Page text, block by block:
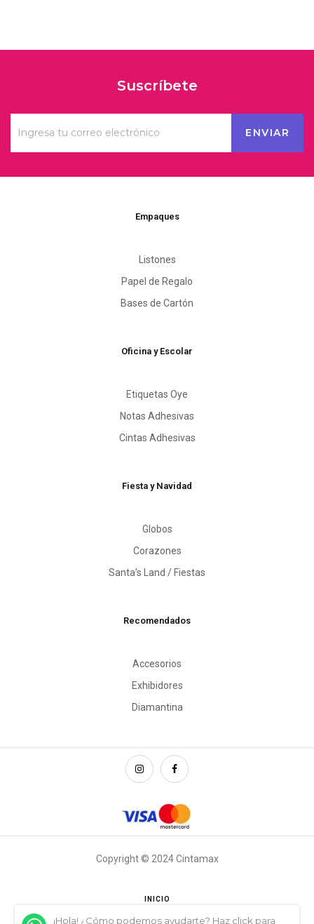
Suscríbete
Empaques
Listones
Papel de Regalo
Bases de Cartón
Oficina y Escolar
Etiquetas Oye
Notas Adhesivas
Cintas Adhesivas
Fiesta y Navidad
Globos
Corazones
Santa’s Land / Fiestas
Recomendados
Accesorios
Exhibidores
Diamantina
Copyright © 2024 Cintamax
INICIO
¡Hola! ¿Cómo podemos ayudarte? Haz click para